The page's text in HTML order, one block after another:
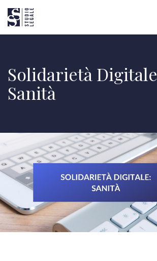
IL TEAM
APPROFONDIMENTI
FOCUS SANITÀ
REGISTRATI
Tutte le categorie
Tutti gli autori
Solidarietà Digitale
Sanità